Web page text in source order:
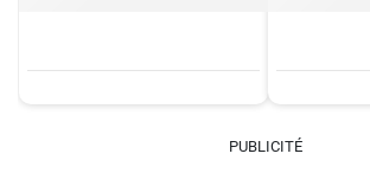
PUBLICITÉ